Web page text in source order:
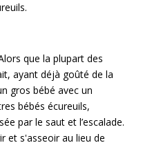
que la plupart des
ayant déjà goûté de la
gros bébé avec un
bébés écureuils,
par le saut et l’escalade.
et s'asseoir au lieu de